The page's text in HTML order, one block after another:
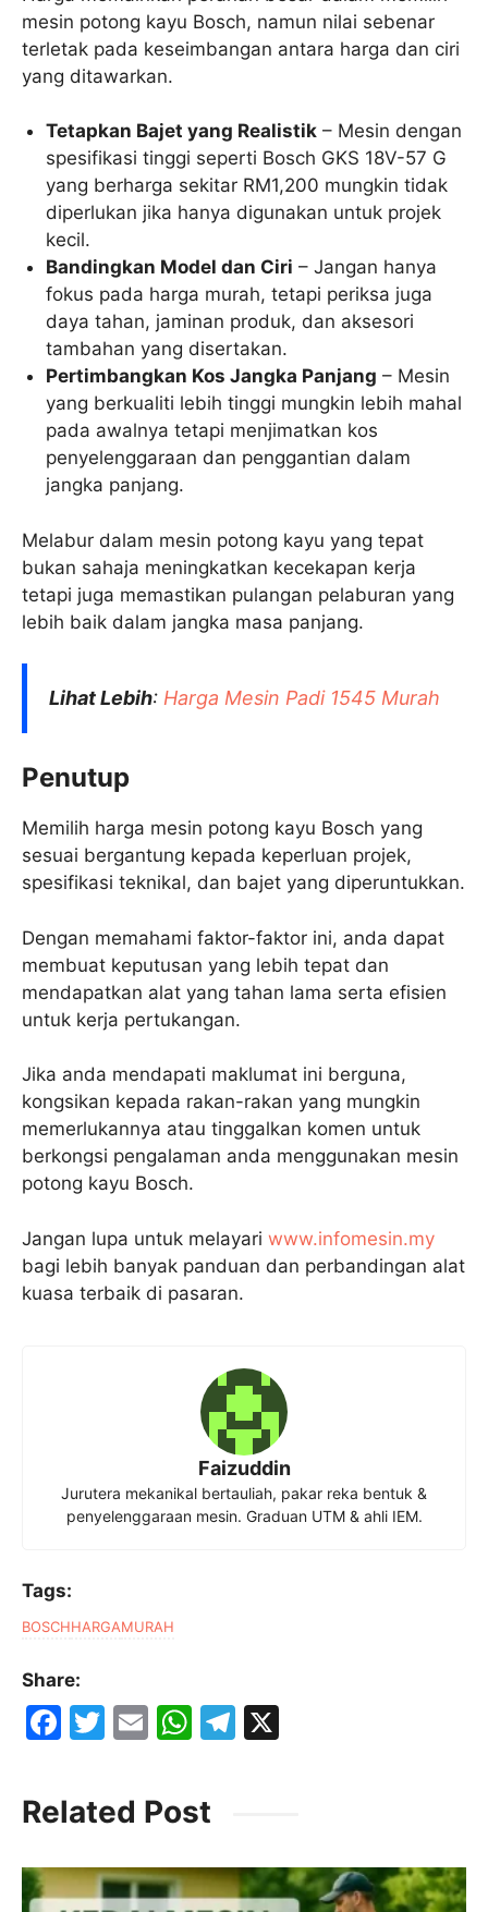
mesin potong kayu Bosch, namun nilai sebenar
terletak pada keseimbangan antara harga dan ciri
yang ditawarkan.
Tetapkan Bajet yang Realistik – Mesin dengan
spesifikasi tinggi seperti Bosch GKS 18V-57 G
yang berharga sekitar RM1,200 mungkin tidak
diperlukan jika hanya digunakan untuk projek
kecil.
Bandingkan Model dan Ciri – Jangan hanya
fokus pada harga murah, tetapi periksa juga
daya tahan, jaminan produk, dan aksesori
tambahan yang disertakan.
Pertimbangkan Kos Jangka Panjang – Mesin
yang berkualiti lebih tinggi mungkin lebih mahal
pada awalnya tetapi menjimatkan kos
penyelenggaraan dan penggantian dalam
jangka panjang.
Melabur dalam mesin potong kayu yang tepat
bukan sahaja meningkatkan kecekapan kerja
tetapi juga memastikan pulangan pelaburan yang
lebih baik dalam jangka masa panjang.
Lihat Lebih: Harga Mesin Padi 1545 Murah
Penutup
Memilih harga mesin potong kayu Bosch yang
sesuai bergantung kepada keperluan projek,
spesifikasi teknikal, dan bajet yang diperuntukkan.
Dengan memahami faktor-faktor ini, anda dapat
membuat keputusan yang lebih tepat dan
mendapatkan alat yang tahan lama serta efisien
untuk kerja pertukangan.
Jika anda mendapati maklumat ini berguna,
kongsikan kepada rakan-rakan yang mungkin
memerlukannya atau tinggalkan komen untuk
berkongsi pengalaman anda menggunakan mesin
potong kayu Bosch.
Jangan lupa untuk melayari www.infomesin.my
bagi lebih banyak panduan dan perbandingan alat
kuasa terbaik di pasaran.
Faizuddin
Jurutera mekanikal bertauliah, pakar reka bentuk &
penyelenggaraan mesin. Graduan UTM & ahli IEM.
Tags:
BOSCHHARGAMURAH
Share:
F
c
e
b
o
T
itt
er
E
ai
l
W
at
s
A
p
T
a
m
Related Post